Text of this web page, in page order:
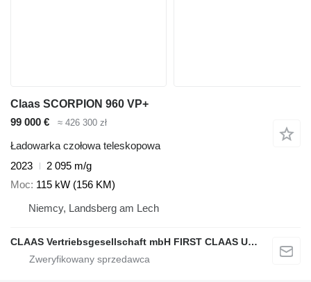
Claas SCORPION 960 VP+
99 000 €
≈ 426 300 zł
Ładowarka czołowa teleskopowa
2023
2 095 m/g
Moc 115 kW (156 KM)
Niemcy, Landsberg am Lech
CLAAS Vertriebsgesellschaft mbH FIRST CLAAS USED Center